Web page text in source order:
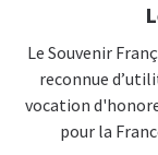
Le Souvenir
reconnue
vocation
pour la